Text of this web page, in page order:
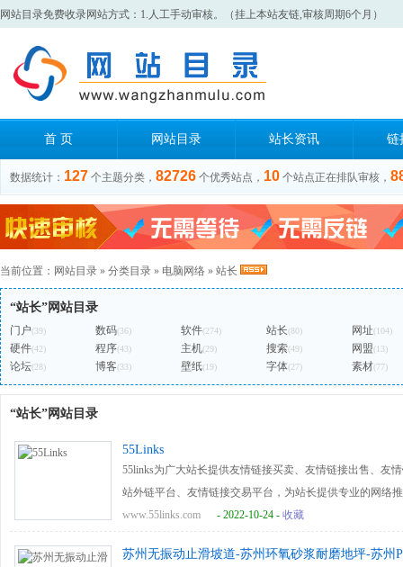
网站目录免费收录网站方式：1.人工手动审核。（挂上本站友链,审核周期6个月）
首 页 网站目录 站长资讯 链
数据统计： 127 个主题分类， 82726 个优秀站点， 10 个站点正在排队审核，
当前位置： 网站目录 » 分类目录 » 电脑网络 » 站长
“站长”网站目录
门户(39) 数码(36) 软件(274) 站长(80) 网址(104)
硬件(42) 程序(43) 主机(29) 搜索(49) 网盟(13)
论坛(28) 博客(33) 壁纸(19) 字体(27) 素材(77)
“站长”网站目录
55Links
55links为广大站长提供友情链接买卖、友情链接出售、友
站外链平台、友情链接交易平台，为站长提供专业的网络
www.55links.com
- 2022-10-24 - 收藏
苏州无振动止滑坡道-苏州环氧砂浆耐磨地坪-苏州